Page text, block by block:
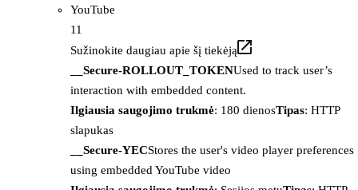
YouTube
11
Sužinokite daugiau apie šį tiekėją
__Secure-ROLLOUT_TOKENUsed to track user’s
interaction with embedded content.
Ilgiausia saugojimo trukmė: 180 dienosTipas: HTTP
slapukas
__Secure-YECStores the user's video player preferences
using embedded YouTube video